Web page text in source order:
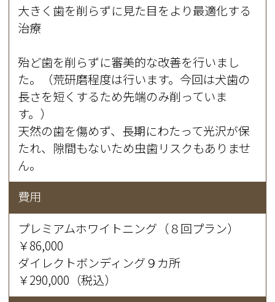
大きく歯を削らずに見た目をより最適化する
治療
殆ど歯を削らずに審美的な改善を行いまし
た。（荒研磨程度は行います。今回は犬歯の
長さを短くするため先端のみ削っていま
す。）
天然の歯を傷めず、長期にわたって光沢が保
たれ、隙間もないため虫歯リスクもありませ
ん。
費用
プレミアムホワイトニング（８回プラン）
￥86,000
ダイレクトボンディング９カ所
￥290,000（税込）